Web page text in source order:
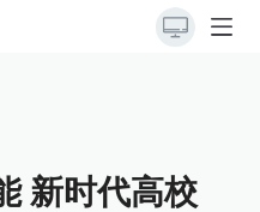
新时代高校